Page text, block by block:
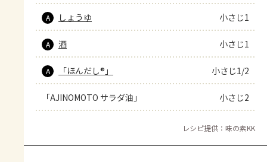
A しょうゆ 小さじ1
A 酒 小さじ1
A 「ほんだし®」 小さじ1/2
「AJINOMOTO サラダ油」 小さじ2
レシピ提供：味の素KK